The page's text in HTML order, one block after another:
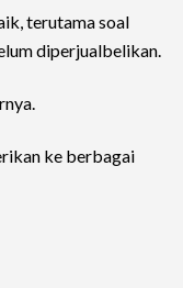
terutama soal
diperjualbelikan.
ke berbagai